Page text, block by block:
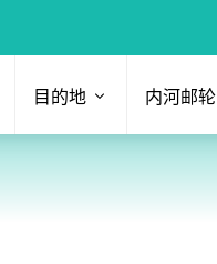
目的地 内河邮轮